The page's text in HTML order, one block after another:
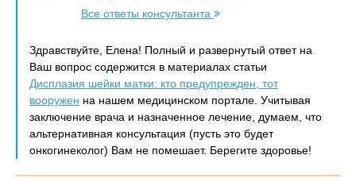
Все ответы консультанта
Здравствуйте, Елена! Полный и развернутый ответ на
Ваш вопрос содержится в материалах статьи
Дисплазия шейки матки: кто предупрежден, тот
вооружен на нашем медицинском портале. Учитывая
заключение врача и назначенное лечение, думаем, что
альтернативная консультация (пусть это будет
онкогинеколог) Вам не помешает. Берегите здоровье!